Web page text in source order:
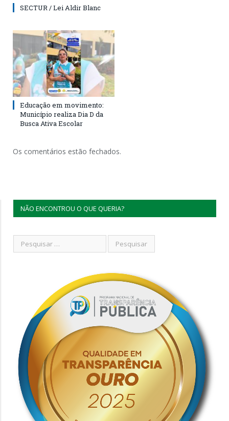
SECTUR / Lei Aldir Blanc
Educação em movimento:
Município realiza Dia D da
Busca Ativa Escolar
Os comentários estão fechados.
NÃO ENCONTROU O QUE QUERIA?